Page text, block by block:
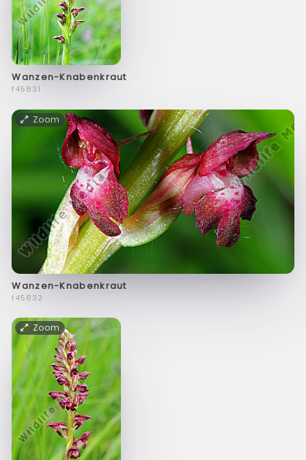
Wanzen-Knabenkraut
f45831
Zoom
Wanzen-Knabenkraut
f45832
Zoom